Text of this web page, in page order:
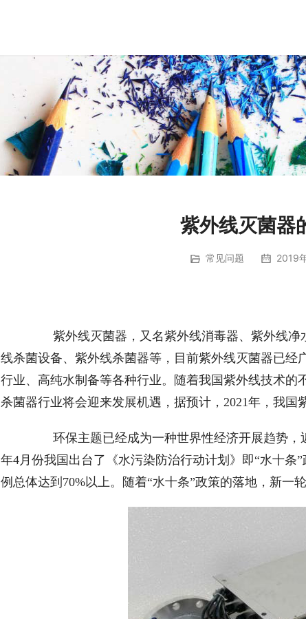
紫外线灭菌器
常见问题 2019
紫外线灭菌器，又名紫外线消毒器、紫外线净
线杀菌设备、紫外线杀菌器等，目前紫外线灭菌器已
行业、高纯水制备等各种行业。随着我国紫外线技术
杀菌器行业将会迎来发展机遇，据预计，2021年，我国
环保主题已经成为一种世界性经济开展趋势，
年4月份我国出台了《水污染防治行动计划》即“水十条
例总体达到70%以上。随着“水十条”政策的落地，新一